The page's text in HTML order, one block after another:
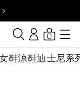
鞋涼鞋迪士尼系
0